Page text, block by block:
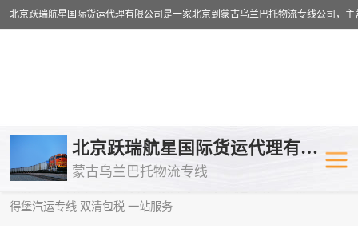
北京跃瑞航星国际货运代理有限公司
蒙古乌兰巴托物流专线
得堡汽运专线 双清包税 一站服务
乌兰巴托物流专线 乌兰巴托铁
乌兰巴托公路运输
中欧班列